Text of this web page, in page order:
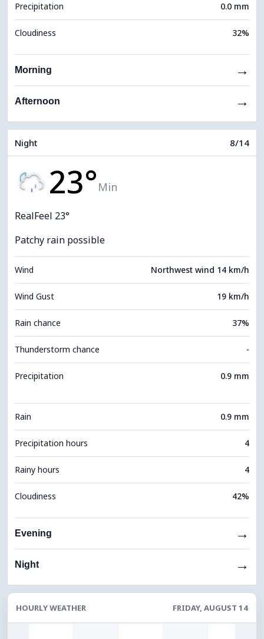
Precipitation 0.0 mm
Cloudiness 32%
Morning →
Afternoon →
Night 8/14
23° Min
RealFeel 23°
Patchy rain possible
Wind Northwest wind 14 km/h
Wind Gust 19 km/h
Rain chance 37%
Thunderstorm chance -
Precipitation 0.9 mm
Rain 0.9 mm
Precipitation hours 4
Rainy hours 4
Cloudiness 42%
Evening →
Night →
HOURLY WEATHER FRIDAY, AUGUST 14